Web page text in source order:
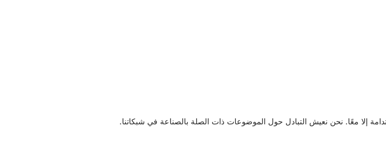
إلا معًا. نحن نعيش التبادل حول الموضوعات ذات الصلة بالصناعة في شبكاتنا.